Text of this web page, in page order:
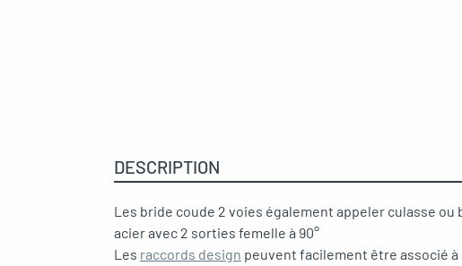
DESCRIPTION
Les bride coude 2 voies également appeler culasse
acier avec 2 sorties femelle à 90°
Les raccords design peuvent facilement être associé